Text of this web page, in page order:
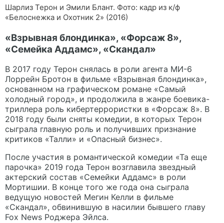
Шарлиз Терон и Эмили Блант. Фото: кадр из к/ф
«Белоснежка и Охотник 2» (2016)
«Взрывная блондинка», «Форсаж 8»,
«Семейка Аддамс», «Скандал»
В 2017 году Терон снялась в роли агента МИ-6
Лоррейн Бротон в фильме «Взрывная блондинка»,
основанном на графическом романе «Самый
холодный город», и продолжила в жанре боевика-
триллера роль кибертеррористки в «Форсаж 8». В
2018 году были сняты комедии, в которых Терон
сыграла главную роль и получивших признание
критиков «Талли» и «Опасный бизнес».
После участия в романтической комедии «Та еще
парочка» 2019 года Терон возглавила звездный
актерский состав «Семейки Аддамс» в роли
Мортишии. В конце того же года она сыграла
ведущую новостей Мегин Келли в фильме
«Скандал», обвинившую в насилии бывшего главу
Fox News Роджера Эйлса.